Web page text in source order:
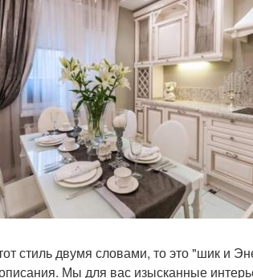
стиль двумя словами, то это "шик и
Мы для вас изысканные